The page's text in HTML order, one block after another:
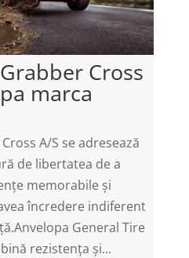
Cross
marca
A/S se adresează
de libertatea de a
memorabile și
încredere indiferent
General Tire
rezistența și...